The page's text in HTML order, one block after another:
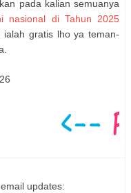
pada kalian semuanya
nasional di Tahun 2025
ialah gratis lho ya teman-
updates: